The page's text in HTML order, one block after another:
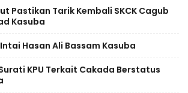
Pastikan Tarik Kembali SKCK Cagub
Kasuba
Intai Hasan Ali Bassam Kasuba
KPU Terkait Cakada Berstatus